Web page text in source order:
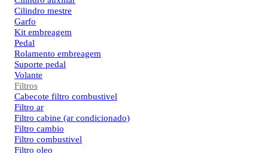
Cilindro mestre
Garfo
Kit embreagem
Pedal
Rolamento embreagem
Suporte pedal
Volante
Filtros
Cabecote filtro combustivel
Filtro ar
Filtro cabine (ar condicionado)
Filtro cambio
Filtro combustivel
Filtro oleo